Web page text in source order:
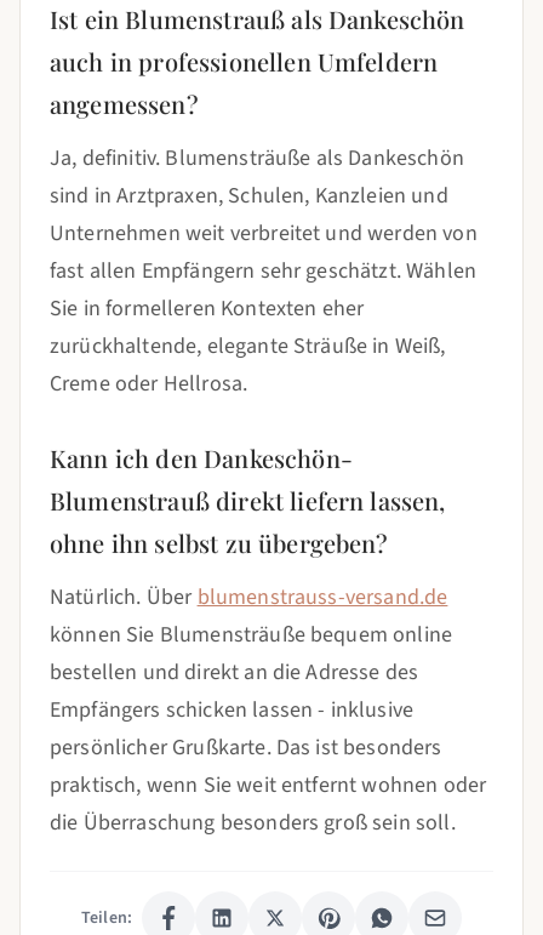
Ist ein Blumenstrauß als Dankeschön
auch in professionellen Umfeldern
angemessen?
Ja, definitiv. Blumensträuße als Dankeschön
sind in Arztpraxen, Schulen, Kanzleien und
Unternehmen weit verbreitet und werden von
fast allen Empfängern sehr geschätzt. Wählen
Sie in formelleren Kontexten eher
zurückhaltende, elegante Sträuße in Weiß,
Creme oder Hellrosa.
Kann ich den Dankeschön-
Blumenstrauß direkt liefern lassen,
ohne ihn selbst zu übergeben?
Natürlich. Überblumenstrauss-versand.de
können Sie Blumensträuße bequem online
bestellen und direkt an die Adresse des
Empfängers schicken lassen - inklusive
persönlicher Grußkarte. Das ist besonders
praktisch, wenn Sie weit entfernt wohnen oder
die Überraschung besonders groß sein soll.
Teilen: